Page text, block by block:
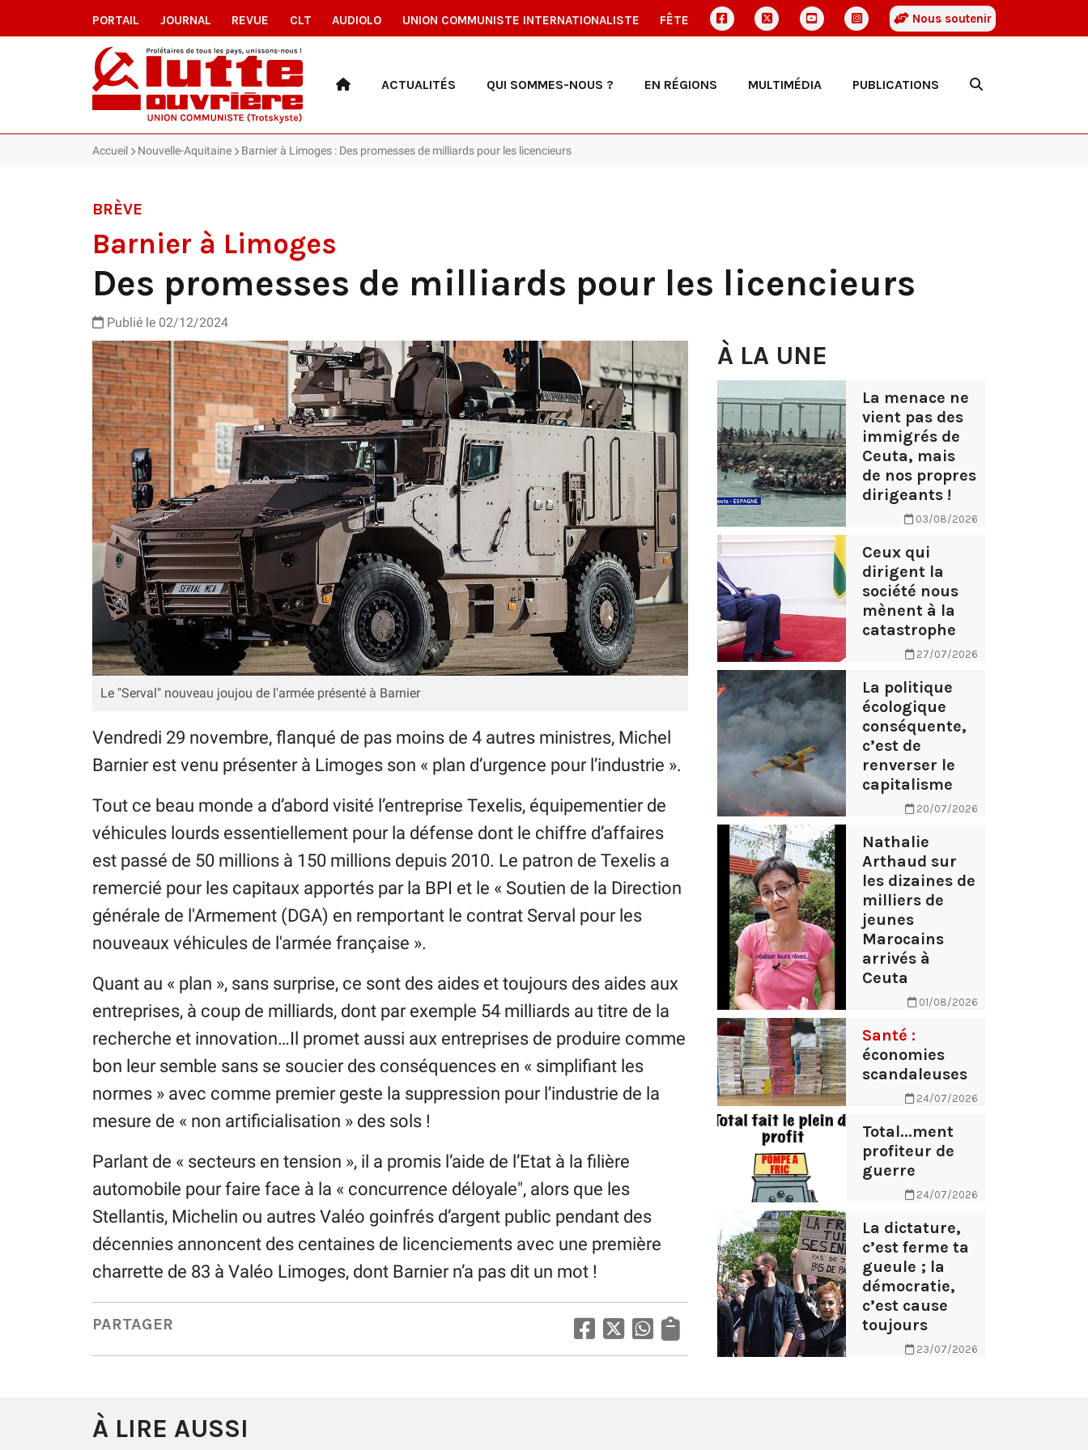
PORTAIL JOURNAL REVUE CLT AUDIOLO UNION COMMUNISTE INTERNATIONALISTE FÊTE Nous soutenir
ACTUALITÉS QUI SOMMES-NOUS ? EN RÉGIONS MULTIMÉDIA PUBLICATIONS
Accueil Nouvelle-Aquitaine Barnier à Limoges : Des promesses de milliards pour les licencieurs
BRÈVE
Barnier à Limoges
Des promesses de milliards pour les licencieurs
Publié le 02/12/2024
Le "Serval" nouveau joujou de l'armée présenté à Barnier
Vendredi 29 novembre, flanqué de pas moins de 4 autres ministres, Michel
Barnier est venu présenter à Limoges son « plan d’urgence pour l’industrie ».
Tout ce beau monde a d’abord visité l’entreprise Texelis, équipementier de
véhicules lourds essentiellement pour la défense dont le chiffre d’affaires
est passé de 50 millions à 150 millions depuis 2010. Le patron de Texelis a
remercié pour les capitaux apportés par la BPI et le « Soutien de la Direction
générale de l'Armement (DGA) en remportant le contrat Serval pour les
nouveaux véhicules de l'armée française ».
Quant au « plan », sans surprise, ce sont des aides et toujours des aides aux
entreprises, à coup de milliards, dont par exemple 54 milliards au titre de la
recherche et innovation…Il promet aussi aux entreprises de produire comme
bon leur semble sans se soucier des conséquences en « simplifiant les
normes » avec comme premier geste la suppression pour l’industrie de la
mesure de « non artificialisation » des sols !
Parlant de « secteurs en tension », il a promis l’aide de l’Etat à la filière
automobile pour faire face à la « concurrence déloyale", alors que les
Stellantis, Michelin ou autres Valéo goinfrés d’argent public pendant des
décennies annoncent des centaines de licenciements avec une première
charrette de 83 à Valéo Limoges, dont Barnier n’a pas dit un mot !
PARTAGER
À LA UNE
La menace ne
vient pas des
immigrés de
Ceuta, mais
de nos propres
dirigeants !
03/08/2026
Ceux qui
dirigent la
société nous
mènent à la
catastrophe
27/07/2026
La politique
écologique
conséquente,
c’est de
renverser le
capitalisme
20/07/2026
Nathalie
Arthaud sur
les dizaines de
milliers de
jeunes
Marocains
arrivés à
Ceuta
01/08/2026
Santé :
économies
scandaleuses
24/07/2026
Total...ment
profiteur de
guerre
24/07/2026
La dictature,
c’est ferme ta
gueule ; la
démocratie,
c’est cause
toujours
23/07/2026
À LIRE AUSSI